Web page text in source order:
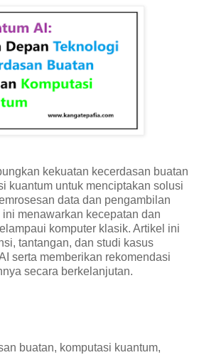
kekuatan kecerdasan buatan
kuantum untuk menciptakan solusi
data dan pengambilan
menawarkan kecepatan dan
komputer klasik. Artikel ini
tantangan, dan studi kasus
serta memberikan rekomendasi
secara berkelanjutan.
buatan, komputasi kuantum,